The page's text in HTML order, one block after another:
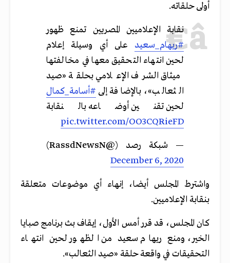
أولى حلقاته.
نقابة الإعلاميين المصريين تمنع ظهور
#ريهام_سعيد على أي وسيلة إعلام
لحين انتهاء التحقيق معها في مخالفتها
ميثاق الشرف الإعلامي بحلقة «صيد
الثعالب»، بالإضافة إلى #أسامة_كمال
لحين تقنين أوضاعه بالنقابة
pic.twitter.com/OO3CQRieFD
— شبكة رصد (@RassdNewsN)
December 6, 2020
واشترط المجلس أيضا، إنهاء أي موضوعات متعلقة
بنقابة الإعلاميين.
كان المجلس، قد قرر أمس الأول، إيقاف بث برنامج صبايا
الخير، ومنع ريهام سعيد من الظهور لحين انتهاء
التحقيقات في واقعة حلقة «صيد الثعالب».